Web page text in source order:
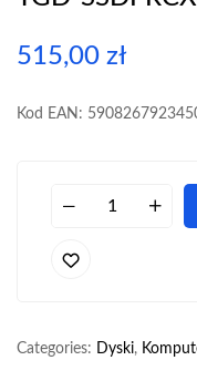
515,00 zł
Kod EAN:
Categories: Dyski,